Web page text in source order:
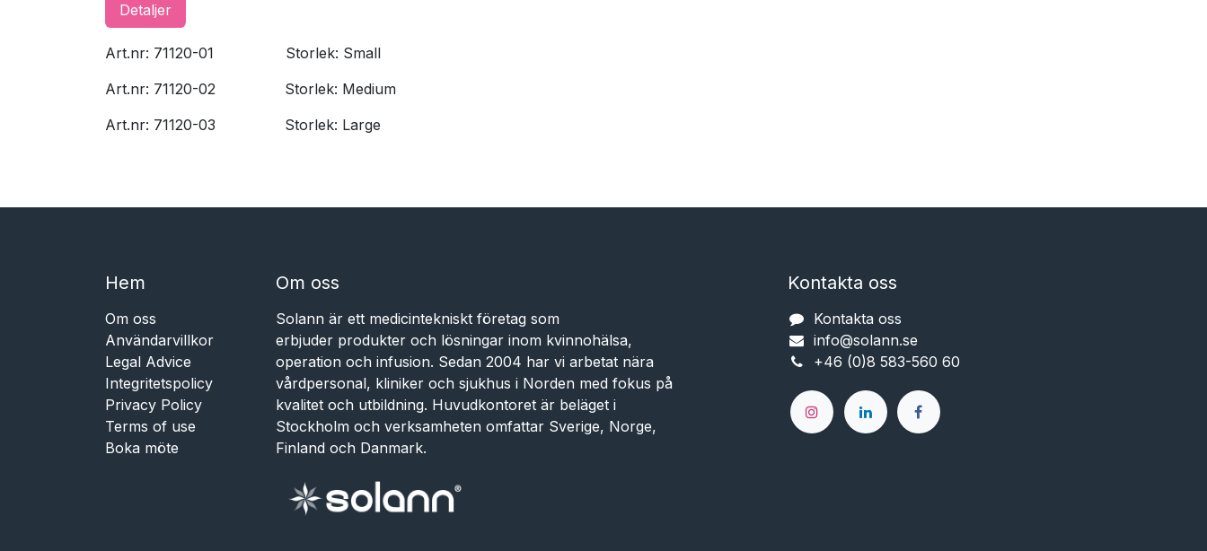
Detaljer
Art.nr: 71120-01
​Storlek: Small
Art.nr: 71120-02
​Storlek: Medium
Art.nr: 71120-03
​Storlek: Large
Hem​​
Om oss
Användarvillkor
Legal Advice
Integritetspolicy
Privacy Policy
Terms of use
Boka möte
Om oss
Solann är ett medicintekniskt företag som
erbjuder produkter och lösningar inom kvinnohälsa,
operation och infusion. Sedan 2004 har vi arbetat nära
vårdpersonal, kliniker och sjukhus i Norden med fokus på
kvalitet och utbildning. Huvudkontoret är beläget i
Stockholm och verksamheten omfattar Sverige, Norge,
Finland och Danmark.
Kontakta oss
Kontakta oss
info@solann.se​​​​​​
+46 (0)8 583-560 60